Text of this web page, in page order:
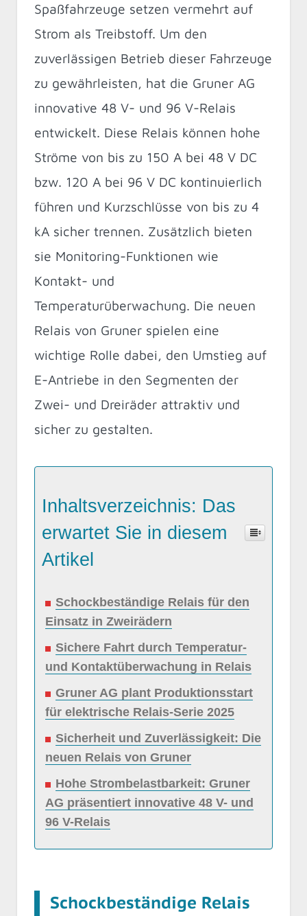
Spaßfahrzeuge setzen vermehrt auf
Strom als Treibstoff. Um den
zuverlässigen Betrieb dieser Fahrzeuge
zu gewährleisten, hat die Gruner AG
innovative 48 V- und 96 V-Relais
entwickelt. Diese Relais können hohe
Ströme von bis zu 150 A bei 48 V DC
bzw. 120 A bei 96 V DC kontinuierlich
führen und Kurzschlüsse von bis zu 4
kA sicher trennen. Zusätzlich bieten
sie Monitoring-Funktionen wie
Kontakt- und
Temperaturüberwachung. Die neuen
Relais von Gruner spielen eine
wichtige Rolle dabei, den Umstieg auf
E-Antriebe in den Segmenten der
Zwei- und Dreiräder attraktiv und
sicher zu gestalten.
Inhaltsverzeichnis: Das
erwartet Sie in diesem
Artikel
Schockbeständige Relais für den
Einsatz in Zweirädern
Sichere Fahrt durch Temperatur-
und Kontaktüberwachung in Relais
Gruner AG plant Produktionsstart
für elektrische Relais-Serie 2025
Sicherheit und Zuverlässigkeit: Die
neuen Relais von Gruner
Hohe Strombelastbarkeit: Gruner
AG präsentiert innovative 48 V- und
96 V-Relais
Schockbeständige Relais